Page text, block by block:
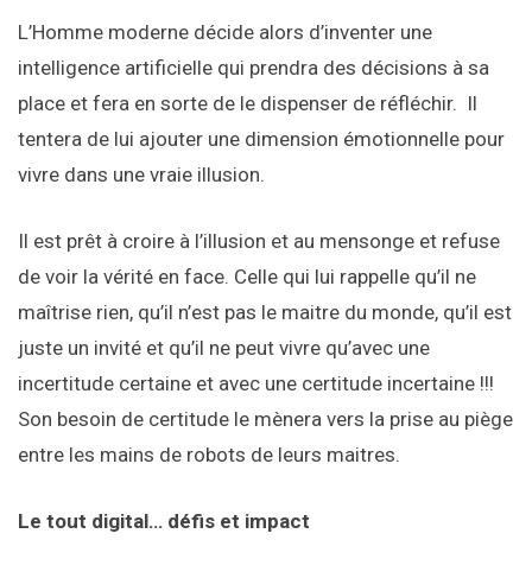
L’Homme moderne décide alors d’inventer une
intelligence artificielle qui prendra des décisions à sa
place et fera en sorte de le dispenser de réfléchir. Il
tentera de lui ajouter une dimension émotionnelle pour
vivre dans une vraie illusion.
Il est prêt à croire à l’illusion et au mensonge et refuse
de voir la vérité en face. Celle qui lui rappelle qu’il ne
maîtrise rien, qu’il n’est pas le maitre du monde, qu’il est
juste un invité et qu’il ne peut vivre qu’avec une
incertitude certaine et avec une certitude incertaine !!!
Son besoin de certitude le mènera vers la prise au piège
entre les mains de robots de leurs maitres.
Le tout digital… défis et impact